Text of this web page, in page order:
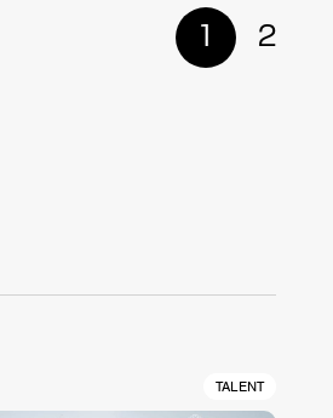
1 2
TALENT